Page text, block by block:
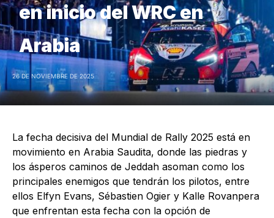
en inicio del WRC en
Arabia
26 DE NOVIEMBRE DE 2025
La fecha decisiva del Mundial de Rally 2025 está en
movimiento en Arabia Saudita, donde las piedras y
los ásperos caminos de Jeddah asoman como los
principales enemigos que tendrán los pilotos, entre
ellos Elfyn Evans, Sébastien Ogier y Kalle Rovanpera
que enfrentan esta fecha con la opción de